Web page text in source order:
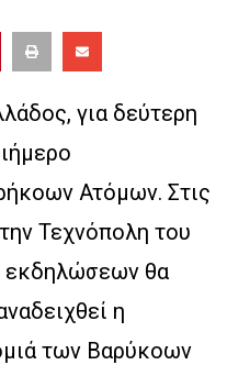
για δεύτερη
Ατόμων. Στις
Τεχνόπολη του
εκδηλώσεων θα
η
των Βαρύκοων